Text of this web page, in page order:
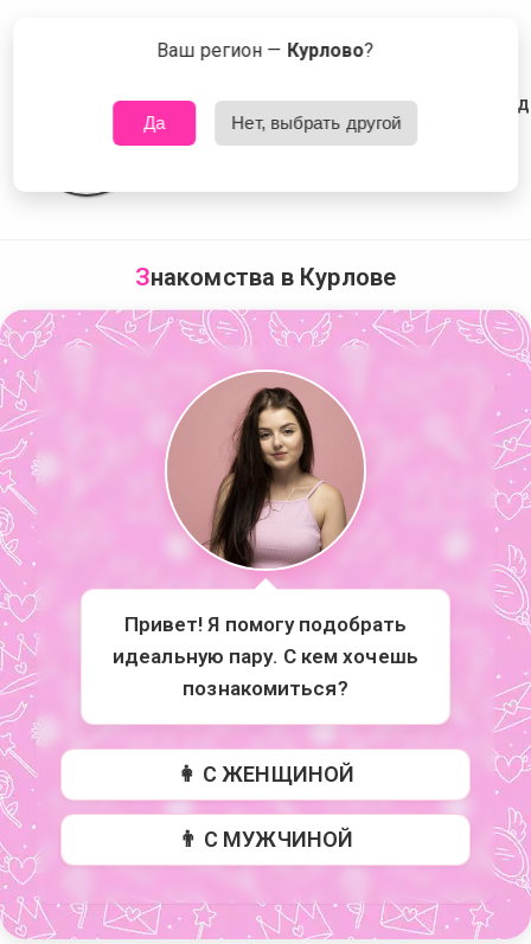
Сейчас знакомятся в Курлове Что это?
Знакомства в Курлове
Привет! Я помогу подобрать
идеальную пару. С кем хочешь
познакомиться?
👩 С ЖЕНЩИНОЙ
👨 С МУЖЧИНОЙ
Ваш регион — Курлово?
Да Нет, выбрать другой